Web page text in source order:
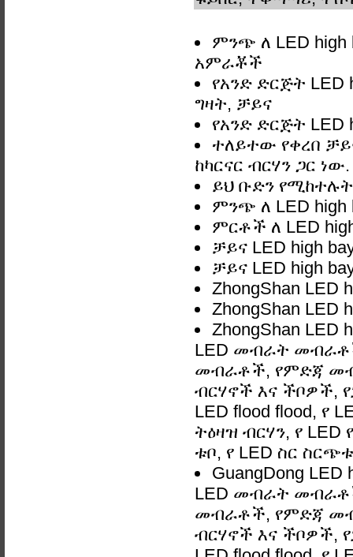
ምንጭ ለ LED
አምራቾች
የአንድ ድርጅት LED
ግዛት, ቻይና
የአንድ ድርጅት LED
ተለይተው የቀረበ
ከካርናር ብርሃን ጋር ነው.
ይህ ቡድን
ምንጭ ለ LED high
ምርቶች ለ LED
ቻይና LED high
ቻይና LED high
ZhongShan LED
ZhongShan LED
ZhongShan
LED መብራት
መብራቶች, የምድጃ
ብርሃኖች እና ችቦዎች,
LED flood flood, የ
ትዕዛዝ ብርሃን, የ
ቱቦ, የ LED ስር
GuangDong
LED መብራት
መብራቶች, የምድጃ
ብርሃኖች እና ችቦዎች,